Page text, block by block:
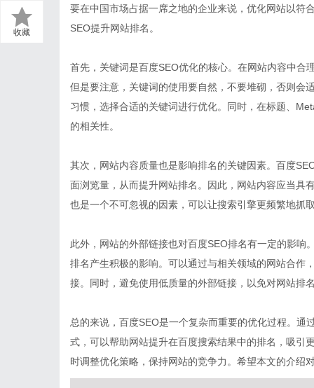
收藏
要在中国市场占据一席之地的企业来说，优化网站以符
SEO提升网站排名。
首先，关键词是百度SEO优化的核心。在网站内容中合
但是要注意，关键词的使用要自然，不要堆砌，否则会
习惯，选择合适的关键词进行优化。同时，在标题、
的相关性。
其次，网站内容质量也是影响排名的关键因素。百度
面浏览量，从而提升网站排名。因此，网站内容应当具
也是一个不可忽视的因素，可以让搜索引擎更频繁地抓
此外，网站的外部链接也对百度SEO排名有一定的影
排名产生积极的影响。可以通过与相关领域的网站合作
接。同时，避免使用低质量的外部链接，以免对网站排
总的来说，百度SEO是一个复杂而重要的优化过程。
式，可以帮助网站提升在百度搜索结果中的排名，吸引
时调整优化策略，保持网站的竞争力。希望本文的介绍